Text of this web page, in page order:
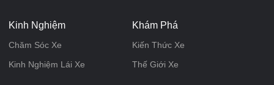
Kinh Nghiệm
Chăm Sóc Xe
Kinh Nghiệm Lái Xe
Khám Phá
Kiến Thức Xe
Thế Giới Xe